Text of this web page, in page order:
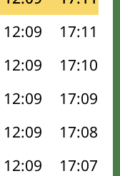
12:09 17:11
12:09 17:10
12:09 17:09
12:09 17:08
12:09 17:07